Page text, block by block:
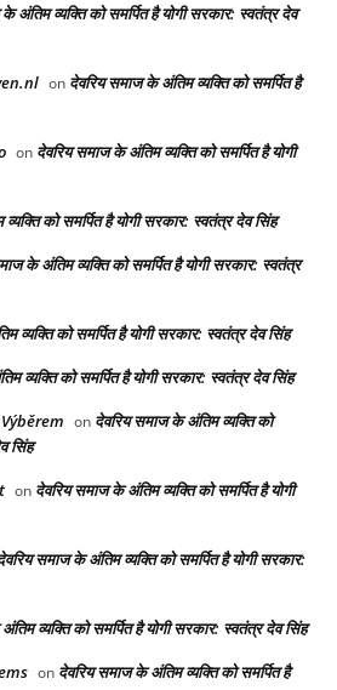
अंतिम व्यक्ति को समर्पित है योगी सरकार: स्वतंत्र देव
on देवरिय समाज के अंतिम व्यक्ति को समर्पित है
on देवरिय समाज के अंतिम व्यक्ति को समर्पित है योगी
को समर्पित है योगी सरकार: स्वतंत्र देव सिंह
के अंतिम व्यक्ति को समर्पित है योगी सरकार: स्वतंत्र
व्यक्ति को समर्पित है योगी सरकार: स्वतंत्र देव सिंह
व्यक्ति को समर्पित है योगी सरकार: स्वतंत्र देव सिंह
on देवरिय समाज के अंतिम व्यक्ति को
सिंह
on देवरिय समाज के अंतिम व्यक्ति को समर्पित है योगी
समाज के अंतिम व्यक्ति को समर्पित है योगी सरकार:
व्यक्ति को समर्पित है योगी सरकार: स्वतंत्र देव सिंह
on देवरिय समाज के अंतिम व्यक्ति को समर्पित है